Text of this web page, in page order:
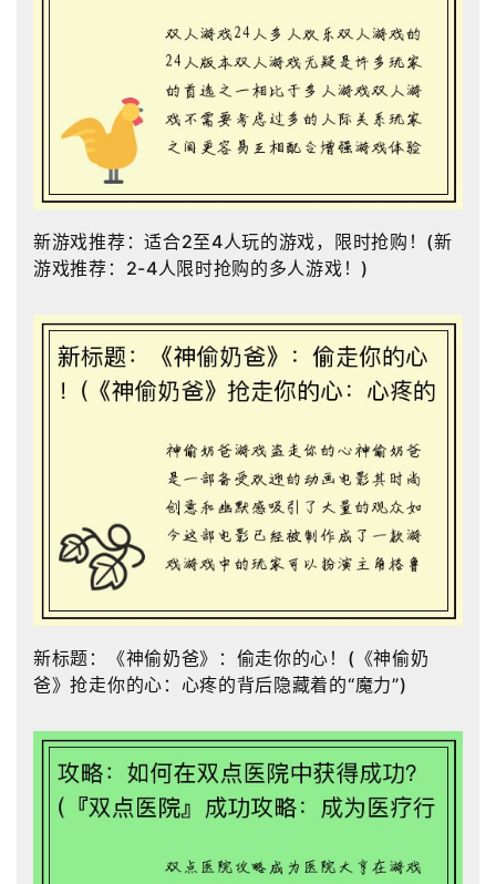
新游戏推荐：适合2至4人玩的游戏，限时抢购！(新
游戏推荐：2-4人限时抢购的多人游戏！)
新标题：《神偷奶爸》：偷走你的心！(《神偷奶
爸》抢走你的心：心疼的背后隐藏着的“魔力”)